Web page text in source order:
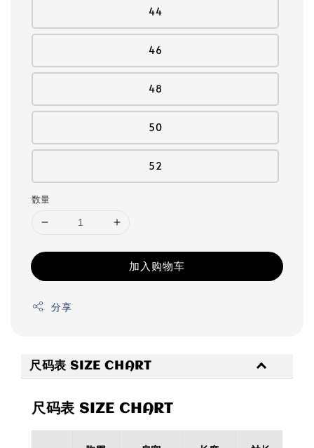
44
46
48
50
52
数量
加入购物车
分享
尺码表 SIZE CHART
尺码表 SIZE CHART